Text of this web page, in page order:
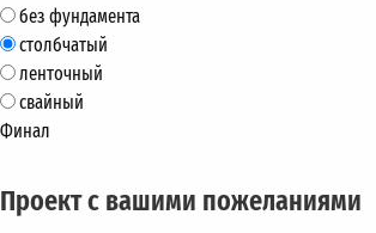
без фундамента
столбчатый
ленточный
свайный
Финал
Проект с вашими пожеланиями